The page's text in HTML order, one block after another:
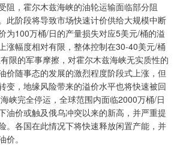
阻，霍尔木兹海峡的油轮运输面临部分阻
此阶段将导致市场快速计价供给大规模中断
为100万桶/日的产量损失对应5美元/桶的溢
涨幅度相对有限，整体控制在30-40美元/桶
限的军事摩擦，对霍尔木兹海峡无实质性的
价随事态的发展的激烈程度阶段式上涨，但
变，地缘风险带来的溢价水平也将快速被回
峡完全停运，全球范围内面临2000万桶/日
油价或触及俄乌冲突以来的新高，并严重提
。各国在此情况下将快速释放闲置产能，并
。